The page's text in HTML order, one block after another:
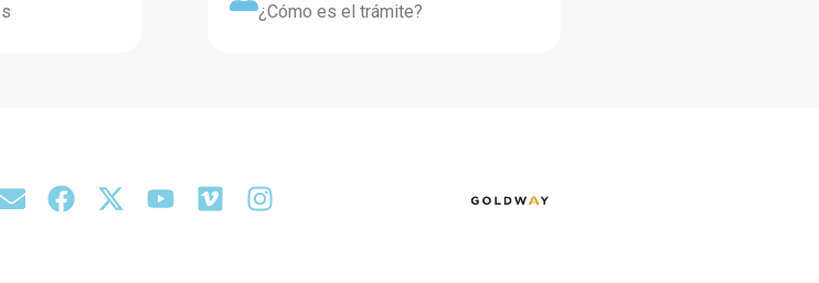
¿Cómo es el trámite?